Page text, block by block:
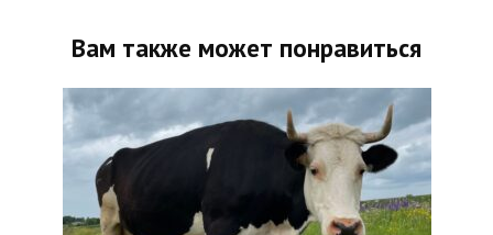
Вам также может понравиться